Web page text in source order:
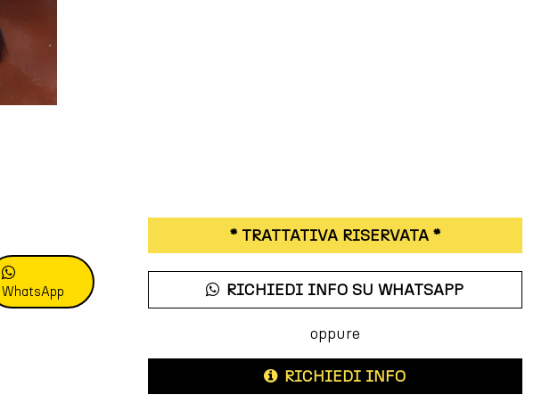
WhatsApp
* TRATTATIVA RISERVATA *
RICHIEDI INFO SU WHATSAPP
oppure
RICHIEDI INFO